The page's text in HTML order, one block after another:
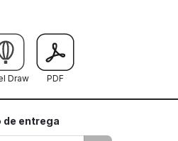
como utilizar os nossos gabaritos
Draw PDF
de entrega